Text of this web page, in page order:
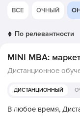
ВСЕ ОЧНЫЙ
MINI MBA:
Дистанционное
ДИСТАНЦИОННЫЙ
В любое время,